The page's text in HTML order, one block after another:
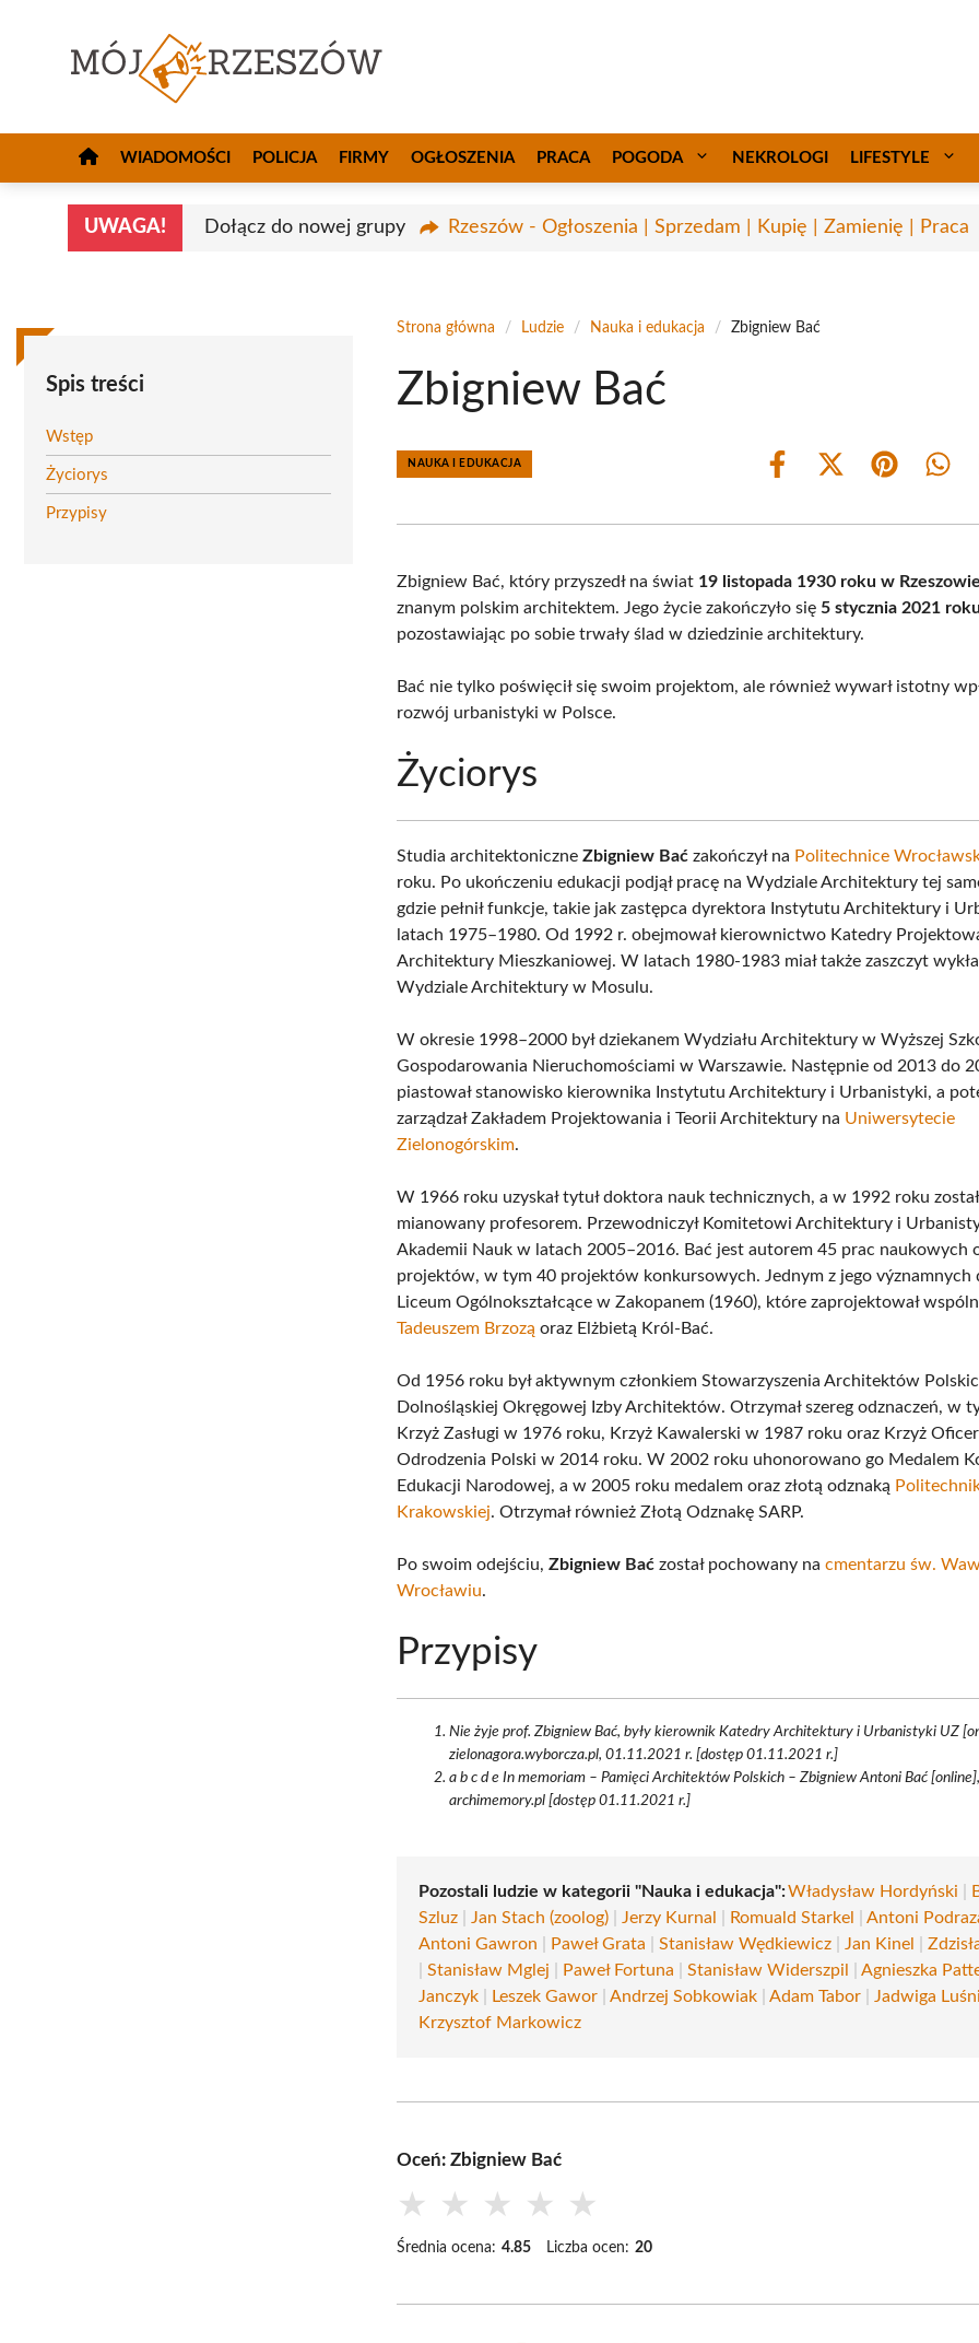
WIADOMOŚCI POLICJA FIRMY OGŁOSZENIA PRACA POGODA NEKROLOGI LIFESTYLE
UWAGA! Dołącz do nowej grupy Rzeszów - Ogłoszenia | Sprzedam | Kupię | Zamienię | Praca
Spis treści
Wstęp
Życiorys
Przypisy
Strona główna / Ludzie / Nauka i edukacja / Zbigniew Bać
Zbigniew Bać
NAUKA I EDUKACJA
Share
Share
(Twitter)
Share Share
Zbigniew Bać, który przyszedł na świat 19 listopada 1930 roku w Rzeszowie
znanym polskim architektem. Jego życie zakończyło się 5 stycznia 2021 roku
pozostawiając po sobie trwały ślad w dziedzinie architektury.
Bać nie tylko poświęcił się swoim projektom, ale również wywarł istotny
rozwój urbanistyki w Polsce.
Życiorys
Studia architektoniczneZbigniew Bać zakończył na Politechnice
roku. Po ukończeniu edukacji podjął pracę na Wydziale Architektury tej
gdzie pełnił funkcje, takie jak zastępca dyrektora Instytutu Architektury i
latach 1975–1980. Od 1992 r. obejmował kierownictwo Katedry
Architektury Mieszkaniowej. W latach 1980-1983 miał także zaszczyt
Wydziale Architektury w Mosulu.
W okresie 1998–2000 był dziekanem Wydziału Architektury w Wyższej
Gospodarowania Nieruchomościami w Warszawie. Następnie od 2013 do
piastował stanowisko kierownika Instytutu Architektury i Urbanistyki, a
zarządzał Zakładem Projektowania i Teorii Architektury na Uniwersytecie
Zielonogórskim.
W 1966 roku uzyskał tytuł doktora nauk technicznych, a w 1992 roku został
mianowany profesorem. Przewodniczył Komitetowi Architektury i
Akademii Nauk w latach 2005–2016. Bać jest autorem 45 prac naukowych
projektów, w tym 40 projektów konkursowych. Jednym z jego významnych
Liceum Ogólnokształcące w Zakopanem (1960), które zaprojektował
Tadeuszem Brzozą oraz Elżbietą Król-Bać.
Od 1956 roku był aktywnym członkiem Stowarzyszenia Architektów
Dolnośląskiej Okręgowej Izby Architektów. Otrzymał szereg odznaczeń, w
Krzyż Zasługi w 1976 roku, Krzyż Kawalerski w 1987 roku oraz Krzyż
Odrodzenia Polski w 2014 roku. W 2002 roku uhonorowano go Medalem
Edukacji Narodowej, a w 2005 roku medalem oraz złotą odznaką
Krakowskiej. Otrzymał również Złotą Odznakę SARP.
Po swoim odejściu,Zbigniew Bać został pochowany nacmentarzu św.
Wrocławiu.
Przypisy
Nie żyje prof. Zbigniew Bać, były kierownik Katedry Architektury i Urbanistyki UZ
zielonagora.wyborcza.pl, 01.11.2021 r. [dostęp 01.11.2021 r.]
a b c d e In memoriam – Pamięci Architektów Polskich – Zbigniew Antoni Bać [online],
archimemory.pl [dostęp 01.11.2021 r.]
Pozostali ludzie w kategorii "Nauka i edukacja":Władysław Hordyński
Szluz
Jan Stach (zoolog) Jerzy Kurnal Romuald Starkel |Antoni
Antoni Gawron
Paweł Grata |Stanisław Wędkiewicz Jan Kinel |
|Stanisław Mglej Paweł Fortuna |Stanisław Widerszpil |Agnieszka
Janczyk
Leszek Gawor |Andrzej Sobkowiak |Adam Tabor Jadwiga
Krzysztof Markowicz
Oceń: Zbigniew Bać
★ ★ ★ ★ ★
Średnia ocena: 4.85 Liczba ocen: 20